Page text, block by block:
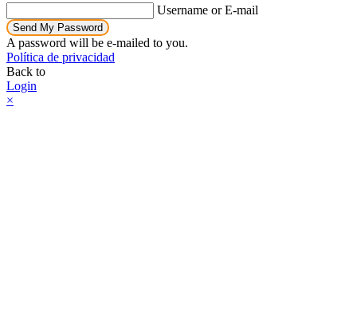
Username or E-mail
Send My Password
A password will be e-mailed to you.
Política de privacidad
Back to
Login
×